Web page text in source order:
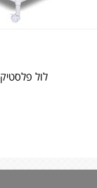
לול פלסטיק